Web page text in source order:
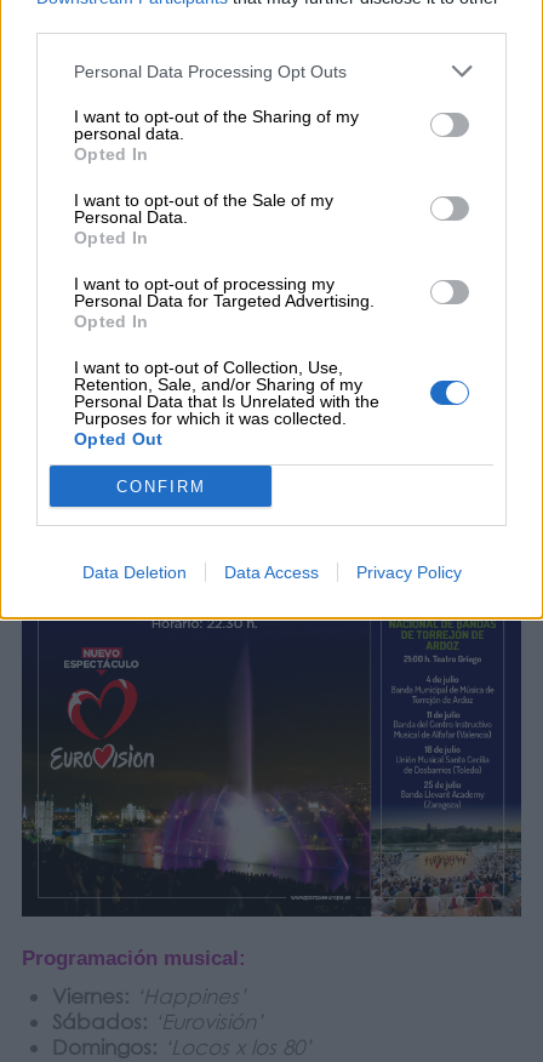
Personal Data Processing Opt Outs
I want to opt-out of the Sharing of my
personal data.
Opted In
I want to opt-out of the Sale of my
Personal Data.
Opted In
I want to opt-out of processing my
Personal Data for Targeted Advertising.
Opted In
I want to opt-out of Collection, Use,
Retention, Sale, and/or Sharing of my
Personal Data that Is Unrelated with the
Purposes for which it was collected.
Opted Out
CONFIRM
Data Deletion Data Access Privacy Policy
puede ser una buena ocasión para planificar
una noche diferente en familia.
¡Consult ala programación
completa de las noches de
verano en el Parque Europa!
Programación musical:
Viernes: ‘Happines’
Sábados: ‘Eurovisión’
Domingos: ‘Locos x los 80’